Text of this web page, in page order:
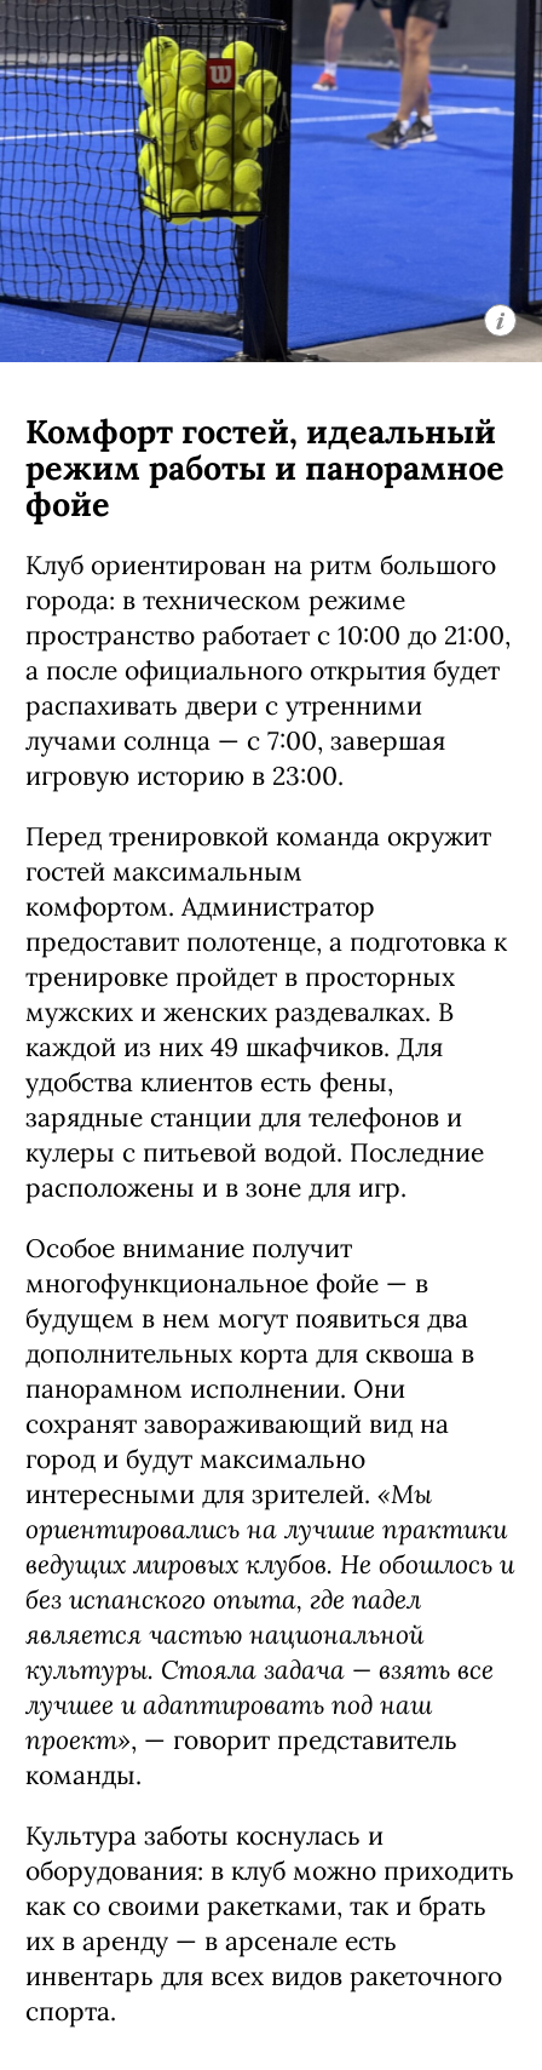
Комфорт гостей, идеальный
режим работы и панорамное
фойе
Клуб ориентирован на ритм большого
города: в техническом режиме
пространство работает с 10:00 до 21:00,
а после официального открытия будет
распахивать двери с утренними
лучами солнца — с 7:00, завершая
игровую историю в 23:00.
Перед тренировкой команда окружит
гостей максимальным
комфортом. Администратор
предоставит полотенце, а подготовка к
тренировке пройдет в просторных
мужских и женских раздевалках. В
каждой из них 49 шкафчиков. Для
удобства клиентов есть фены,
зарядные станции для телефонов и
кулеры с питьевой водой. Последние
расположены и в зоне для игр.
Особое внимание получит
многофункциональное фойе — в
будущем в нем могут появиться два
дополнительных корта для сквоша в
панорамном исполнении. Они
сохранят завораживающий вид на
город и будут максимально
интересными для зрителей. «Мы
ориентировались на лучшие практики
ведущих мировых клубов. Не обошлось и
без испанского опыта, где падел
является частью национальной
культуры. Стояла задача — взять все
лучшее и адаптировать под наш
проект», — говорит представитель
команды.
Культура заботы коснулась и
оборудования: в клуб можно приходить
как со своими ракетками, так и брать
их в аренду — в арсенале есть
инвентарь для всех видов ракеточного
спорта.